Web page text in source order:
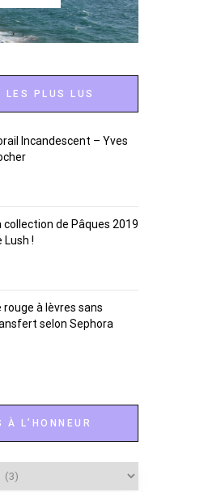
LES PLUS LUS
Incandescent – Yves
collection de Pâques 2019
Lush !
rouge à lèvres sans
selon Sephora
À L’HONNEUR